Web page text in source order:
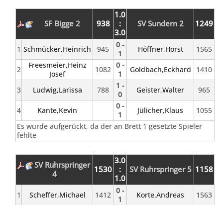
SF Bigge 2 938
1.0
:
3.0
SV Sundern 2 1249
1 Schmücker,Heinrich 945
0 -
1
Höffner,Horst 1565
2
Freesmeier,Heinz
Josef
1082 0 -
1
Goldbach,Eckhard 1410
3 Ludwig,Larissa 788
1 -
0
Geister,Walter 965
4 Kante,Kevin
0 -
1
Jülicher,Klaus
1055
Es wurde aufgerückt, da der an Brett 1 gesetzte Spieler
fehlte
SV Ruhrspringer
4
1530
3.0
:
1.0
SV Ruhrspringer 5 1158
1 Scheffer,Michael 1412 0 -
1
Korte,Andreas 1563